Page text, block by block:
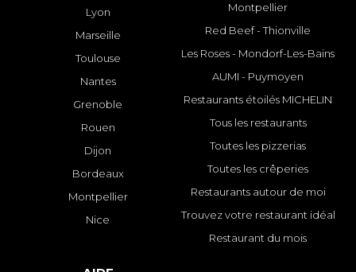
Lyon
Marseille
Toulouse
Nantes
Grenoble
Rouen
Dijon
Bordeaux
Montpellier
Nice
Montpellier
Red Beef - Thionville
Les Roses - Mondorf-Les-Bains
AUMI - Puymoyen
Restaurants étoilés MICHELIN
Tous les restaurants
Toutes les pizzerias
Toutes les crêperies
Restaurants autour de moi
Trouvez votre restaurant idéal
Restaurant du mois